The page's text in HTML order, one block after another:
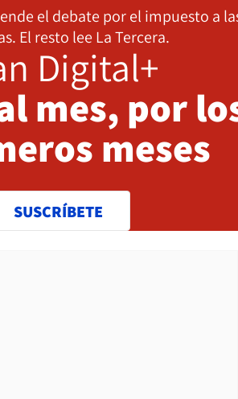
el debate por el impuesto a
El resto lee La Tercera.
Digital+
mes, por
meses
SUSCRÍBETE